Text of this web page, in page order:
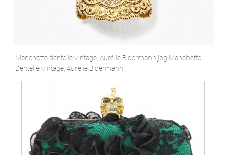
Manchette dentelle vintage, Aurélie Bidermann.jpg Manchette
Dentelle Vintage, Aurélie Bidermann